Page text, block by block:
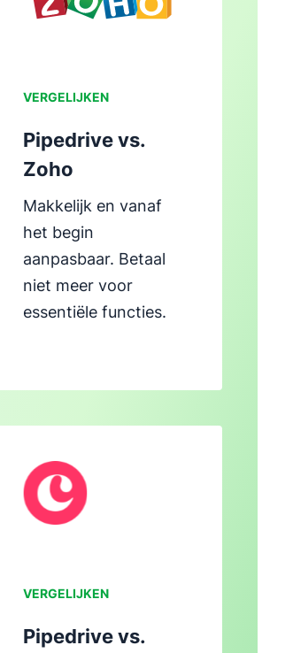
VERGELIJKEN
Pipedrive vs.
Zoho
Makkelijk en vanaf
het begin
aanpasbaar. Betaal
niet meer voor
essentiële functies.
VERGELIJKEN
Pipedrive vs.
Opent in nieuw venster